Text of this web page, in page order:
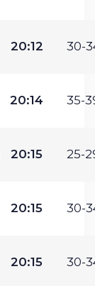
20:12 30-
20:14 35-
20:15 25-
20:15 30-
20:15 30-